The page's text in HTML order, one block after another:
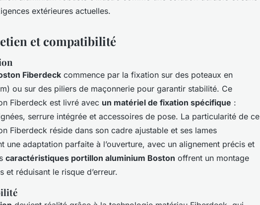
extérieures actuelles.
et compatibilité
Fiberdeck commence par la fixation sur des poteaux en
ou sur des piliers de maçonnerie pour garantir stabilité. Ce
Fiberdeck est livré avec un matériel de fixation spécifique :
serrure intégrée et accessoires de pose. La particularité de ce
Fiberdeck réside dans son cadre ajustable et ses lames
une adaptation parfaite à l’ouverture, avec un alignement précis et
caractéristiques portillon aluminium Boston offrent un montage
et réduisant le risque d’erreur.